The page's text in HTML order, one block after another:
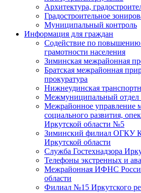
Архитектура,
Градостроительное
Муниципальный контроль
Информация для граждан
Содействие по
грамотности населения
Зиминская межрайонная
Братская межрайонная
прокуратура
Нижнеудинская
Межмуниципальный
Межрайонное управление
социального развития,
Иркутской области №5
Зиминский филиал ОГКУ
Иркутской области
Служба Гостехнадзора
Телефоны экстренных и
Межрайонная ИФНС
области
Филиал №15 Иркутского